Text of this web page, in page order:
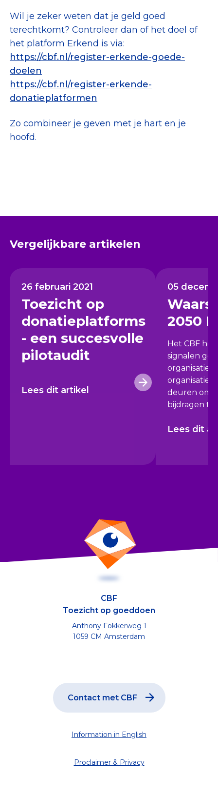
Wil je zeker weten dat je geld goed
terechtkomt? Controleer dan of het doel of
het platform Erkend is via:
https://cbf.nl/register-erkende-goede-
doelen
https://cbf.nl/register-erkende-
donatieplatformen
Zo combineer je geven met je hart en je
hoofd.
Vergelijkbare artikelen
26 februari 2021
Toezicht op
donatieplatforms
- een succesvolle
pilotaudit
Lees dit artikel
05
2050
Het CBF
signalen
organisatie
organisatie
deuren om
bijdragen te
Lees dit
CBF
Toezicht op goeddoen
Anthony Fokkerweg 1
1059 CM Amsterdam
Contact met CBF
Information in English
Proclaimer & Privacy